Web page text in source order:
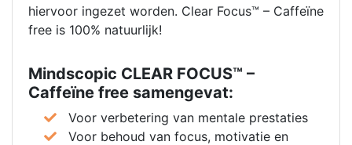
hiervoor ingezet worden. Clear Focus™ – Caffeïne
free is 100% natuurlijk!
Mindscopic CLEAR FOCUS™ –
Caffeïne free samengevat:
Voor verbetering van mentale prestaties
Voor behoud van focus, motivatie en